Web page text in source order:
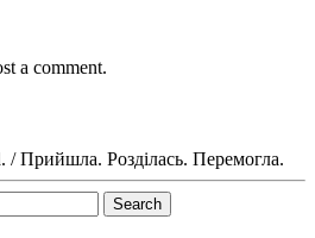
a comment.
/ Прийшла. Розділась. Перемогла.